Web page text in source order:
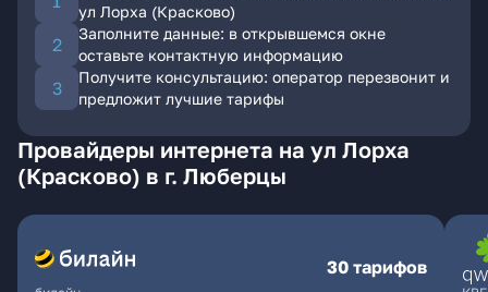
ул Лорха (Красково)
Заполните данные: в открывшемся окне
оставьте контактную информацию
Получите консультацию: оператор перезвонит и
предложит лучшие тарифы
Провайдеры интернета на ул Лорха
(Красково) в г. Люберцы
30 тарифов